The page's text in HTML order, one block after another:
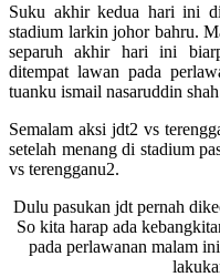
Suku akhir kedua hari ini
stadium larkin johor bahru.
separuh akhir hari ini
ditempat lawan pada
tuanku ismail nasaruddin
Semalam aksi jdt2 vs
setelah menang di stadium
vs terengganu2.
Dulu pasukan jdt pernah
So kita harap ada
pada perlawanan malam